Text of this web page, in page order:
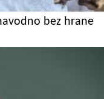
bez hrane